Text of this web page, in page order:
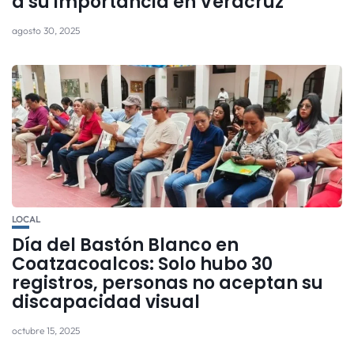
agosto 30, 2025
LOCAL
Día del Bastón Blanco en
Coatzacoalcos: Solo hubo 30
registros, personas no aceptan su
discapacidad visual
octubre 15, 2025